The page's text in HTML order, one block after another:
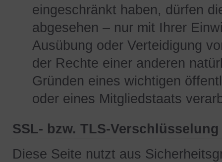
eingeschränkt haben, dürfen
abgesehen – nur mit Ihrer
Ausübung oder Verteidigung
der Rechte einer anderen
Gründen eines wichtigen
oder eines Mitgliedstaats
SSL- bzw. TLS-Verschlüsselung
Diese Seite nutzt aus